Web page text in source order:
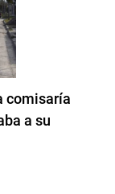
comisaría
a su